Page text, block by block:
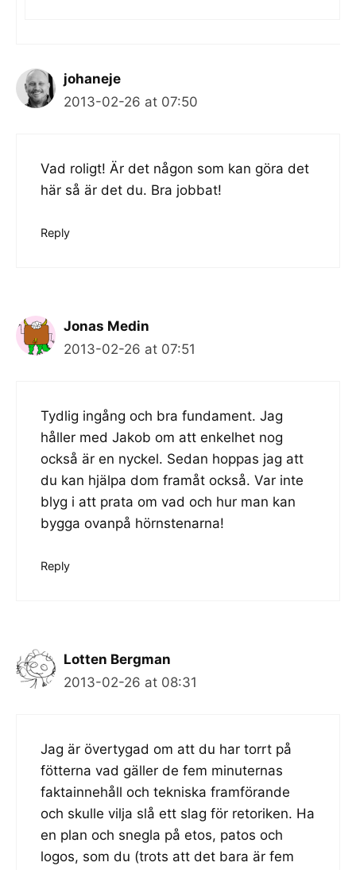
johaneje
2013-02-26 at 07:50
Vad roligt! Är det någon som kan göra det
här så är det du. Bra jobbat!
Reply
Jonas Medin
2013-02-26 at 07:51
Tydlig ingång och bra fundament. Jag
håller med Jakob om att enkelhet nog
också är en nyckel. Sedan hoppas jag att
du kan hjälpa dom framåt också. Var inte
blyg i att prata om vad och hur man kan
bygga ovanpå hörnstenarna!
Reply
Lotten Bergman
2013-02-26 at 08:31
Jag är övertygad om att du har torrt på
fötterna vad gäller de fem minuternas
faktainnehåll och tekniska framförande
och skulle vilja slå ett slag för retoriken. Ha
en plan och snegla på etos, patos och
logos, som du (trots att det bara är fem